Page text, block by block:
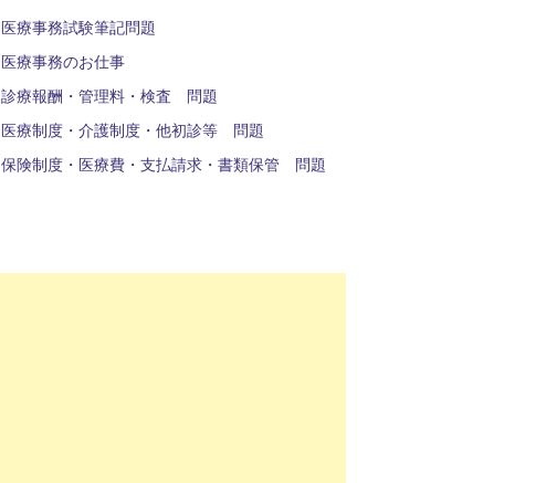
医療事務試験筆記問題
医療事務のお仕事
診療報酬・管理料・検査 問題
医療制度・介護制度・他初診等 問題
保険制度・医療費・支払請求・書類保管 問題